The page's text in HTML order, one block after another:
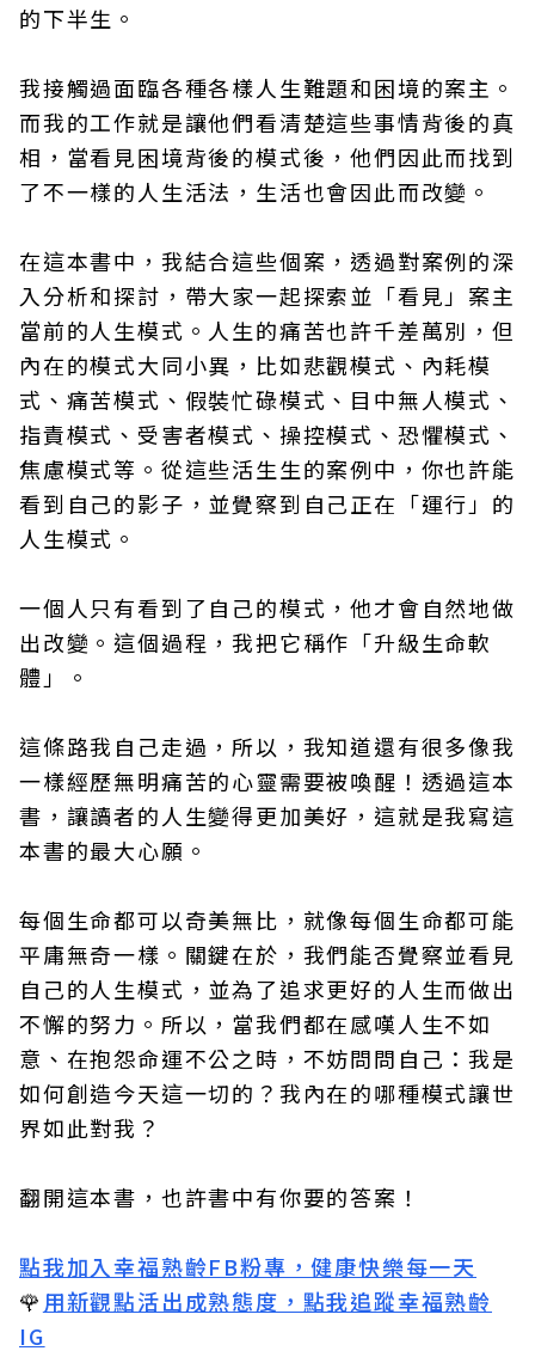
的下半生。
我接觸過面臨各種各樣人生難題和困境的案主。
而我的工作就是讓他們看清楚這些事情背後的真
相，當看見困境背後的模式後，他們因此而找到
了不一樣的人生活法，生活也會因此而改變。
在這本書中，我結合這些個案，透過對案例的深
入分析和探討，帶大家一起探索並「看見」案主
當前的人生模式。人生的痛苦也許千差萬別，但
內在的模式大同小異，比如悲觀模式、內耗模
式、痛苦模式、假裝忙碌模式、目中無人模式、
指責模式、受害者模式、操控模式、恐懼模式、
焦慮模式等。從這些活生生的案例中，你也許能
看到自己的影子，並覺察到自己正在「運行」的
人生模式。
一個人只有看到了自己的模式，他才會自然地做
出改變。這個過程，我把它稱作「升級生命軟
體」。
這條路我自己走過，所以，我知道還有很多像我
一樣經歷無明痛苦的心靈需要被喚醒！透過這本
書，讓讀者的人生變得更加美好，這就是我寫這
本書的最大心願。
每個生命都可以奇美無比，就像每個生命都可能
平庸無奇一樣。關鍵在於，我們能否覺察並看見
自己的人生模式，並為了追求更好的人生而做出
不懈的努力。所以，當我們都在感嘆人生不如
意、在抱怨命運不公之時，不妨問問自己：我是
如何創造今天這一切的？我內在的哪種模式讓世
界如此對我？
翻開這本書，也許書中有你要的答案！
點我加入幸福熟齡FB粉專，健康快樂每一天
🌹 用新觀點活出成熟態度，點我追蹤幸福熟齡
IG